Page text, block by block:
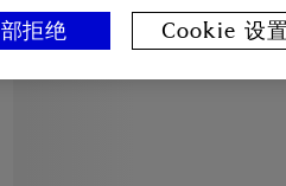
私人印记服务
拒绝 Cookie 设